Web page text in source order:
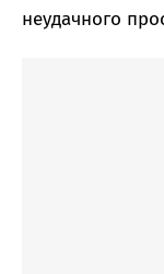
неудачного